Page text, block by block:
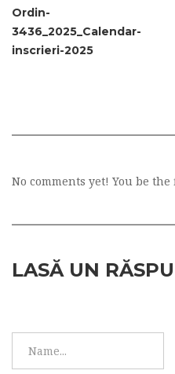
Ordin-
3436_2025_Calendar-
inscrieri-2025
No comments yet! You be
LASĂ UN